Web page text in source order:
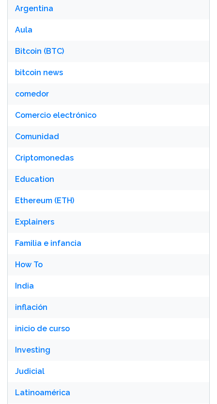
Argentina
Aula
Bitcoin (BTC)
bitcoin news
comedor
Comercio electrónico
Comunidad
Criptomonedas
Education
Ethereum (ETH)
Explainers
Familia e infancia
How To
India
inflación
inicio de curso
Investing
Judicial
Latinoamérica